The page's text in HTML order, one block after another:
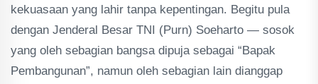
kekuasaan yang lahir tanpa kepentingan. Begitu pula
dengan Jenderal Besar TNI (Purn) Soeharto — sosok
yang oleh sebagian bangsa dipuja sebagai “Bapak
Pembangunan”, namun oleh sebagian lain dianggap